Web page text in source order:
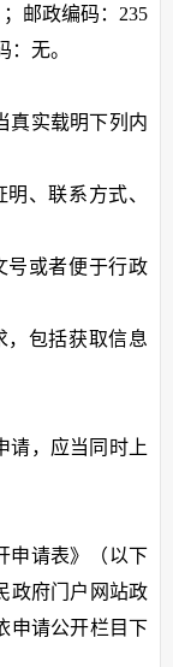
邮政编码：235
：无。
真实载明下列内
、联系方式、
号或者便于行政
，包括获取信息
请，应当同时上
申请表》（以下
政府门户网站政
申请公开栏目下